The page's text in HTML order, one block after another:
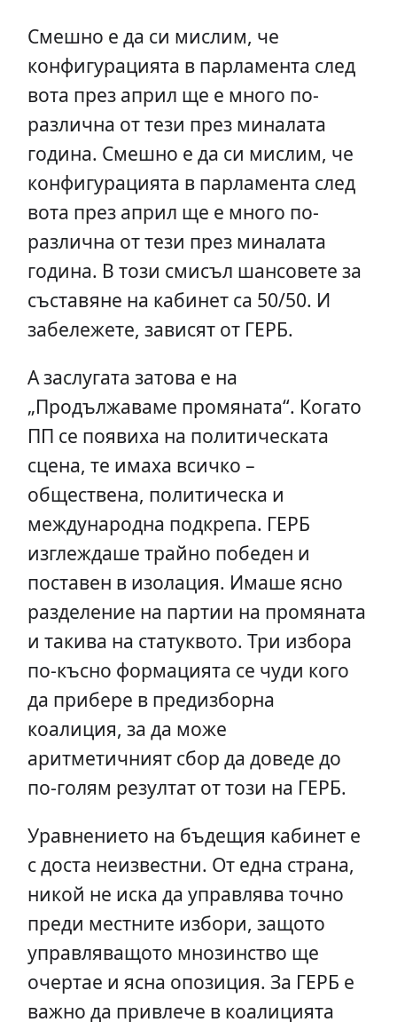
Смешно е да си мислим, че
конфигурацията в парламента след
вота през април ще е много по-
различна от тези през миналата
година. Смешно е да си мислим, че
конфигурацията в парламента след
вота през април ще е много по-
различна от тези през миналата
година. В този смисъл шансовете за
съставяне на кабинет са 50/50. И
забележете, зависят от ГЕРБ.
А заслугата затова е на
„Продължаваме промяната“. Когато
ПП се появиха на политическата
сцена, те имаха всичко –
обществена, политическа и
международна подкрепа. ГЕРБ
изглеждаше трайно победен и
поставен в изолация. Имаше ясно
разделение на партии на промяната
и такива на статуквото. Три избора
по-късно формацията се чуди кого
да прибере в предизборна
коалиция, за да може
аритметичният сбор да доведе до
по-голям резултат от този на ГЕРБ.
Уравнението на бъдещия кабинет е
с доста неизвестни. От една страна,
никой не иска да управлява точно
преди местните избори, защото
управляващото мнозинство ще
очертае и ясна опозиция. За ГЕРБ е
важно да привлече в коалицията